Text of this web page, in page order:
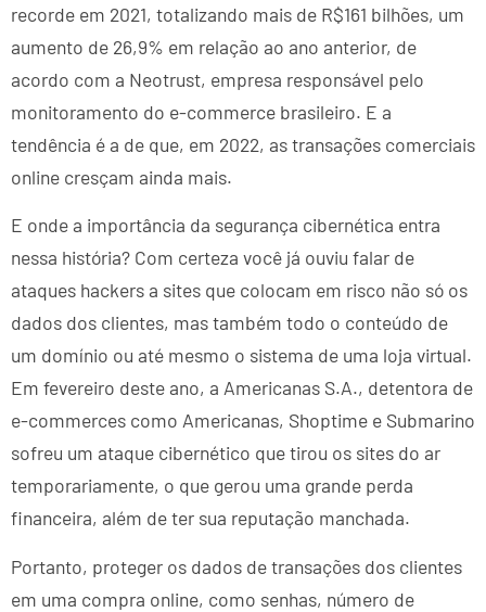
recorde em 2021, totalizando mais de R$161 bilhões, um
aumento de 26,9% em relação ao ano anterior, de
acordo com a Neotrust, empresa responsável pelo
monitoramento do e-commerce brasileiro. E a
tendência é a de que, em 2022, as transações comerciais
online cresçam ainda mais.
E onde a importância da segurança cibernética entra
nessa história? Com certeza você já ouviu falar de
ataques hackers a sites que colocam em risco não só os
dados dos clientes, mas também todo o conteúdo de
um domínio ou até mesmo o sistema de uma loja virtual.
Em fevereiro deste ano, a Americanas S.A., detentora de
e-commerces como Americanas, Shoptime e Submarino
sofreu um ataque cibernético que tirou os sites do ar
temporariamente, o que gerou uma grande perda
financeira, além de ter sua reputação manchada.
Portanto, proteger os dados de transações dos clientes
em uma compra online, como senhas, número de